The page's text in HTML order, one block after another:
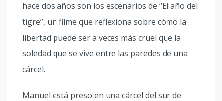
hace dos años son los escenarios de “El año del
tigre”, un filme que reflexiona sobre cómo la
libertad puede ser a veces más cruel que la
soledad que se vive entre las paredes de una
cárcel.
Manuel está preso en una cárcel del sur de